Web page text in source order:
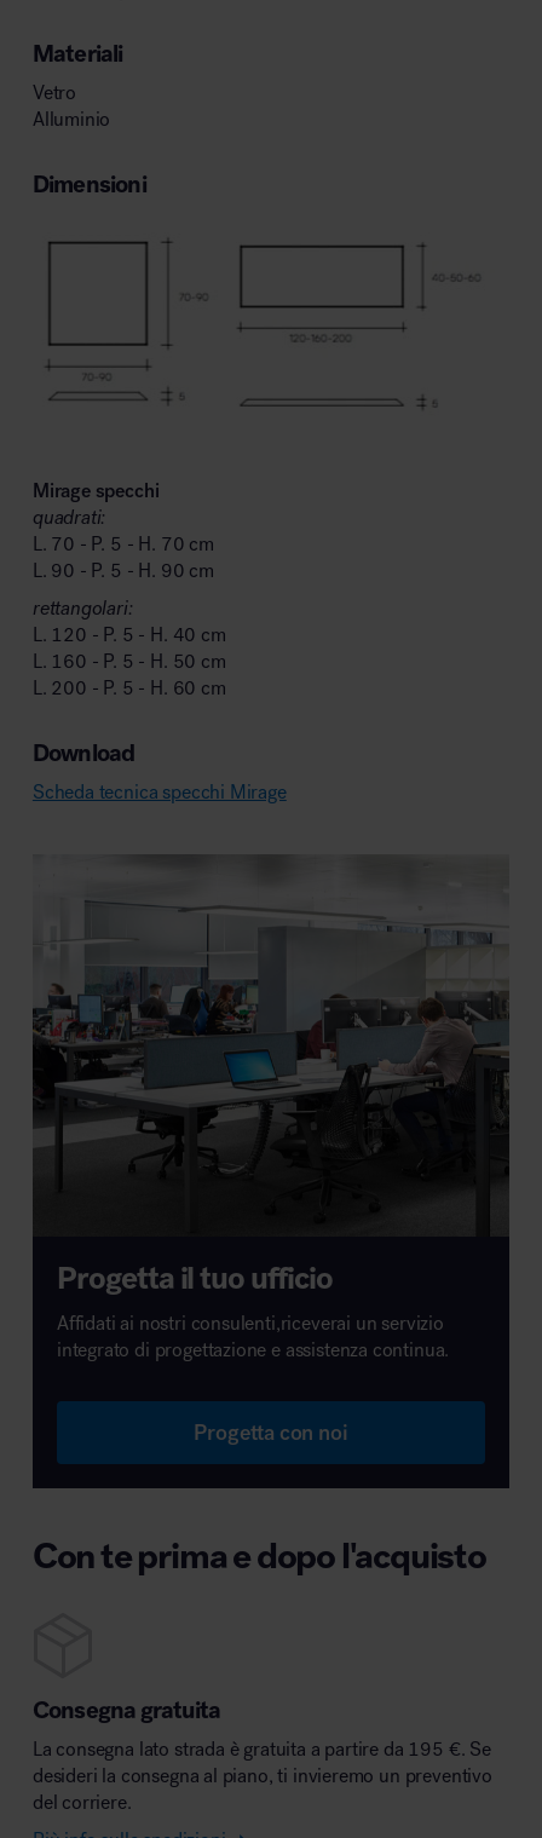
Materiali
Vetro
Alluminio
Dimensioni
Mirage specchi
quadrati:
L. 70 - P. 5 - H. 70 cm
L. 90 - P. 5 - H. 90 cm
rettangolari:
L. 120 - P. 5 - H. 40 cm
L. 160 - P. 5 - H. 50 cm
L. 200 - P. 5 - H. 60 cm
Download
Scheda tecnica specchi Mirage
Progetta il tuo ufficio
Affidati ai nostri consulenti,riceverai un servizio
integrato di progettazione e assistenza continua.
Progetta con noi
Con te prima e dopo l'acquisto
Consegna gratuita
La consegna lato strada è gratuita a partire da 195 €. Se
desideri la consegna al piano, ti invieremo un preventivo
del corriere.